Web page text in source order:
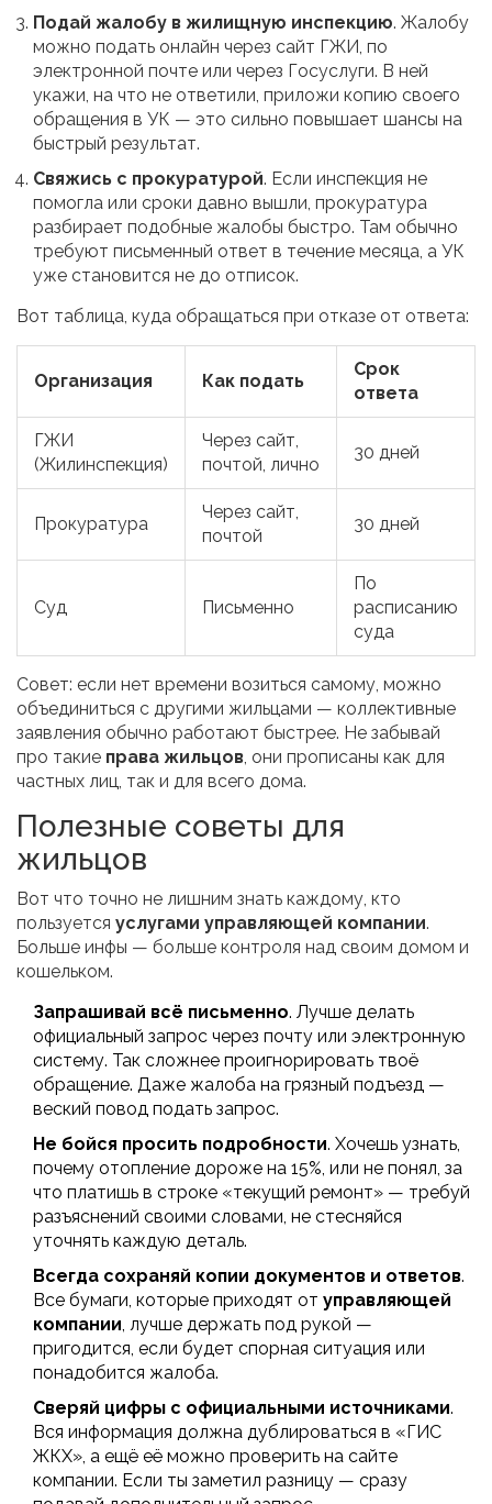
Подай жалобу в жилищную инспекцию. Жалобу
можно подать онлайн через сайт ГЖИ, по
электронной почте или через Госуслуги. В ней
укажи, на что не ответили, приложи копию своего
обращения в УК — это сильно повышает шансы на
быстрый результат.
Свяжись с прокуратурой. Если инспекция не
помогла или сроки давно вышли, прокуратура
разбирает подобные жалобы быстро. Там обычно
требуют письменный ответ в течение месяца, а УК
уже становится не до отписок.
Вот таблица, куда обращаться при отказе от ответа:
Организация Как подать
Срок
ответа
ГЖИ
(Жилинспекция)
Через сайт,
почтой, лично
30 дней
Прокуратура
Через сайт,
почтой
30 дней
Суд Письменно
По
расписанию
суда
Совет: если нет времени возиться самому, можно
объединиться с другими жильцами — коллективные
заявления обычно работают быстрее. Не забывай
про такие права жильцов, они прописаны как для
частных лиц, так и для всего дома.
Полезные советы для
жильцов
Вот что точно не лишним знать каждому, кто
пользуется услугами управляющей компании.
Больше инфы — больше контроля над своим домом и
кошельком.
Запрашивай всё письменно. Лучше делать
официальный запрос через почту или электронную
систему. Так сложнее проигнорировать твоё
обращение. Даже жалоба на грязный подъезд —
веский повод подать запрос.
Не бойся просить подробности. Хочешь узнать,
почему отопление дороже на 15%, или не понял, за
что платишь в строке «текущий ремонт» — требуй
разъяснений своими словами, не стесняйся
уточнять каждую деталь.
Всегда сохраняй копии документов и ответов.
Все бумаги, которые приходят от управляющей
компании, лучше держать под рукой —
пригодится, если будет спорная ситуация или
понадобится жалоба.
Сверяй цифры с официальными источниками.
Вся информация должна дублироваться в «ГИС
ЖКХ», а ещё её можно проверить на сайте
компании. Если ты заметил разницу — сразу